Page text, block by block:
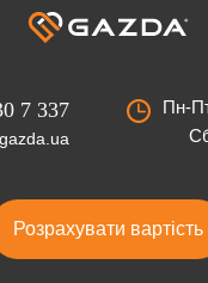
7 337
Пн-
Розрахувати вартість